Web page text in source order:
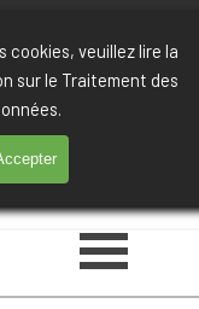
cookies, veuillez lire la
sur le Traitement des
Sauter le